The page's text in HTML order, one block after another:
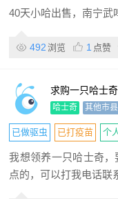
40天小哈出售，南宁武
492 浏览 1 点赞
求购一只哈士奇
哈士奇 其他市县
已做驱虫 已打疫苗 个
我想领养一只哈士奇
点的，可以打我电话联